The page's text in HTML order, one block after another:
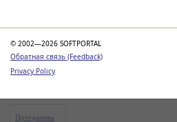
© 2002—2026 SOFTPORTAL
Обратная связь (Feedback)
Privacy Policy
Программы